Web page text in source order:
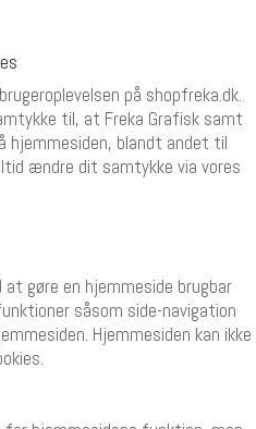
på shopfreka.dk.
til, at Freka Grafisk samt
hjemmesiden, blandt andet til
ændre dit samtykke via vores
gøre en hjemmeside brugbar
såsom side-navigation
Hjemmesiden kan ikke